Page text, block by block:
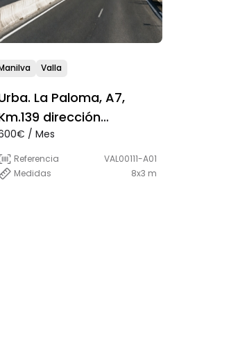
Valla
La Paloma, A7,
dirección
SotograndeUr
ba
/ Mes
Referencia
VAL00111-A01
Medidas
8x3 m